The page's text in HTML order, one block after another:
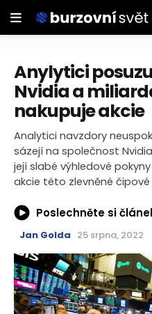
Anylytici
Nvidia a
nakupuje akcie
Analytici navzdory
sázejí na společnost
její slabé výhledové
akcie této zlevněné
Poslechněte si
Jan Golda 25 srpna, 2022